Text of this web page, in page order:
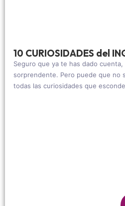
10 CURIOSIDADES del
Seguro que ya te has dado
sorprendente. Pero puede que no
todas las curiosidades que